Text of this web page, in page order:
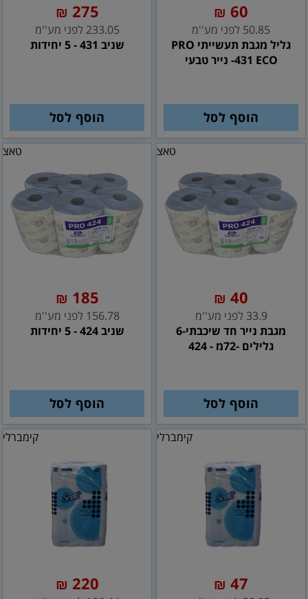
60
₪
50.85 לפני מע''מ
גליל מגבת תעשייתי PRO
431 ECO- נייר טבעי
הוסף לסל
275
₪
233.05 לפני מע''מ
שניב 431 - 5 יחידות
הוסף לסל
טאצ
40
₪
33.9 לפני מע''מ
מגבת נייר חד שיכבתי-6
גלילים -72מ - 424
הוסף לסל
טאצ
185
₪
156.78 לפני מע''מ
שניב 424 - 5 יחידות
הוסף לסל
קימברלי
47
₪
קימברלי
220
₪